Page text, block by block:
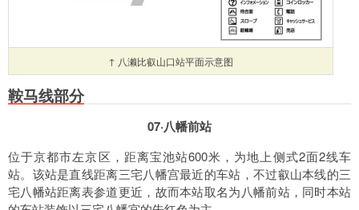
↑ 八濑比叡山口站平面示意图
鞍马线部分
07·八幡前站
位于京都市左京区，距离宝池站600米，为地上侧式2面2线车
站。该站是直线距离三宅八幡宫最近的车站，不过叡山本线的三
宅八幡站距离表参道更近，故而本站取名为八幡前站，同时本站